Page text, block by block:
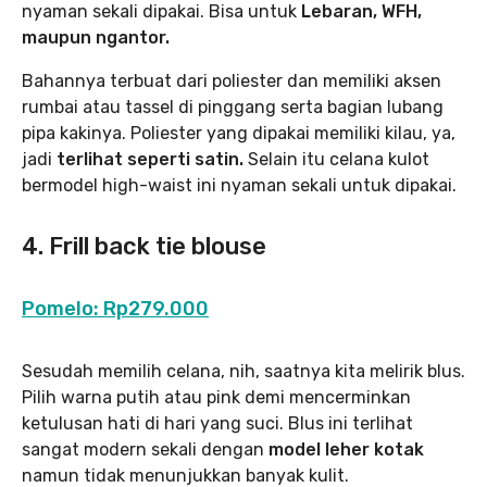
nyaman sekali dipakai. Bisa untuk Lebaran, WFH,
maupun ngantor.
Bahannya terbuat dari poliester dan memiliki aksen
rumbai atau tassel di pinggang serta bagian lubang
pipa kakinya. Poliester yang dipakai memiliki kilau, ya,
jadi terlihat seperti satin. Selain itu celana kulot
bermodel high-waist ini nyaman sekali untuk dipakai.
4. Frill back tie blouse
Pomelo: Rp279.000
Sesudah memilih celana, nih, saatnya kita melirik blus.
Pilih warna putih atau pink demi mencerminkan
ketulusan hati di hari yang suci. Blus ini terlihat
sangat modern sekali dengan model leher kotak
namun tidak menunjukkan banyak kulit.